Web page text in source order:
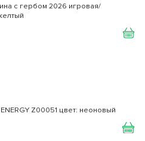
с гербом 2026 игровая/
Z00051 цвет: неоновый